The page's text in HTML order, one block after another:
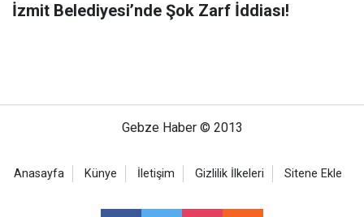
İzmit Belediyesi’nde Şok Zarf İddiası!
Gebze Haber © 2013
Anasayfa Künye İletişim Gizlilik İlkeleri Sitene Ekle